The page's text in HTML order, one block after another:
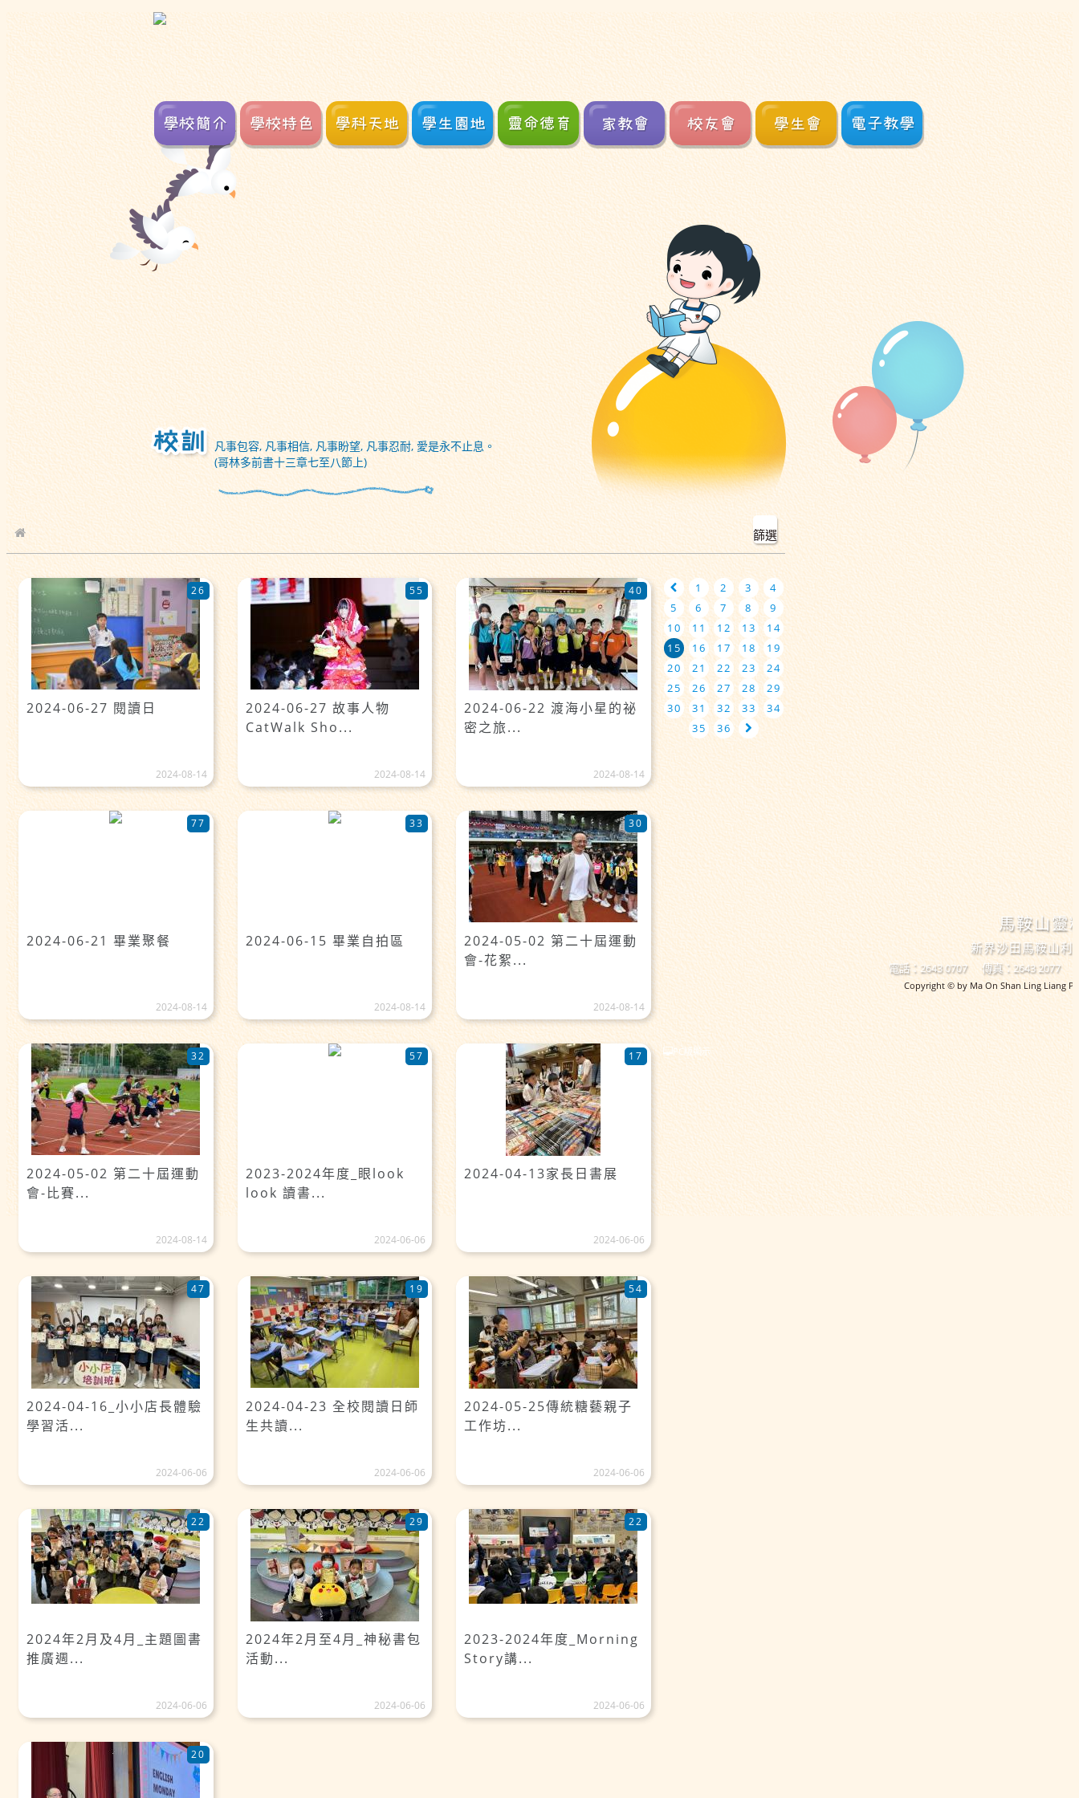
凡事包容, 凡事相信, 凡事盼望, 凡事忍耐, 愛是永不止息。
(哥林多前書十三章七至八節上)
校園相簿
篩選
2024-06-27 閱讀日
26
2024-08-14
2024-06-27 故事人物
CatWalk Sho...
55
2024-08-14
2024-06-22 渡海小星的祕
密之旅...
40
2024-08-14
2024-06-21 畢業聚餐
77
2024-08-14
2024-06-15 畢業自拍區
33
2024-08-14
2024-05-02 第二十屆運動
會-花絮...
30
2024-08-14
2024-05-02 第二十屆運動
會-比賽...
32
2024-08-14
2023-2024年度_眼look
look 讀書...
57
2024-06-06
2024-04-13家長日書展
17
2024-06-06
2024-04-16_小小店長體驗
學習活...
47
2024-06-06
2024-04-23 全校閱讀日師
生共讀...
19
2024-06-06
2024-05-25傳統糖藝親子
工作坊...
54
2024-06-06
2024年2月及4月_主題圖書
推廣週...
22
2024-06-06
2024年2月至4月_神秘書包
活動...
29
2024-06-06
2023-2024年度_Morning
Story講...
22
2024-06-06
20
1 2 3
4
5
6 7 8
9
10
11 12 13
14
15
16 17 18
19
20
21 22 23
24
25
26 27 28
29
30
31 32 33
34
35
36
馬鞍山靈
新界沙田馬鞍山
電話：2643 0707 傳真：2643 2077
Copyright © by Ma On Shan Ling Liang
PC版顯示